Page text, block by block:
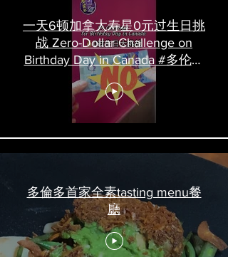
一天6顿加拿大寿星0元过生日挑
战 Zero-Dollar Challenge on
Birthday Day in Canada #多伦多
吃喝玩乐 #多伦多美食
#torontofood
多倫多首家全素tasting menu餐
廳